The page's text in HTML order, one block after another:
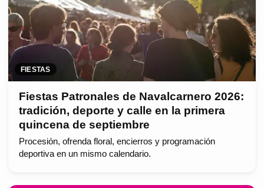
FIESTAS
Fiestas Patronales de Navalcarnero 2026:
tradición, deporte y calle en la primera
quincena de septiembre
Procesión, ofrenda floral, encierros y programación
deportiva en un mismo calendario.